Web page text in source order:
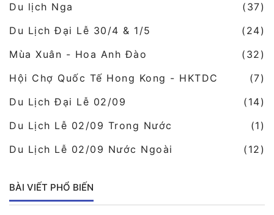
Du lịch Nga
(37)
Du Lịch Đại Lễ 30/4 & 1/5
(24)
Mùa Xuân - Hoa Anh Đào
(32)
Hội Chợ Quốc Tế Hong Kong - HKTDC
(7)
Du Lịch Đại Lễ 02/09
(14)
Du Lịch Lễ 02/09 Trong Nước
(1)
Du Lịch Lễ 02/09 Nước Ngoài
(12)
BÀI VIẾT PHỔ BIẾN